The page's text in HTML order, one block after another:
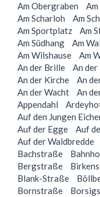
Am Obergraben
Am Scharloh
Am
Am Sportplatz
Am
Am Südhang
Am
Am Wilshause
Am
An der Brille
An
An der Kirche
An
An der Wacht
An
Appendahl
Auf den Jungen
Auf der Egge
Auf
Auf der Waldbredde
Bachstraße
Bergstraße
Blank-Straße
Bornstraße